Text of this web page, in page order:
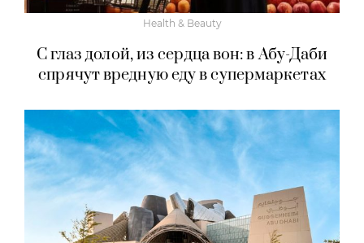
Health & Beauty
С глаз долой, из сердца вон: в Абу-Даби
спрячут вредную еду в супермаркетах